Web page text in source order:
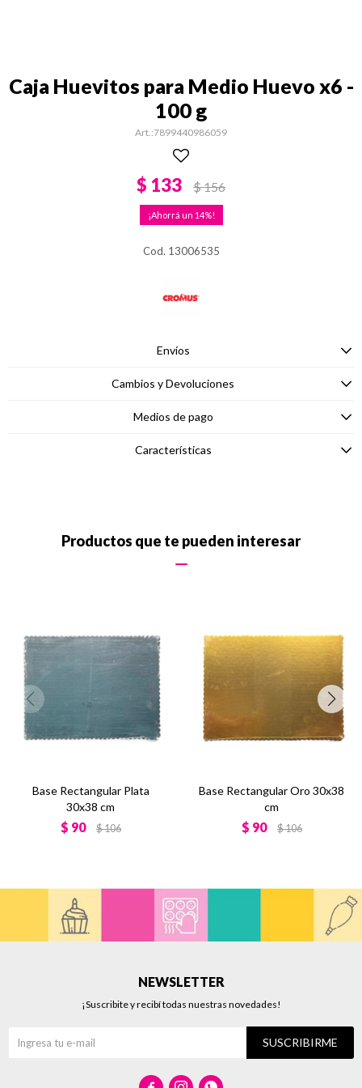
Caja Huevitos para Medio Huevo x6 -
100 g
7899440986059
$ 133 $156
14
Cod. 13006535
Envíos
Cambios y Devoluciones
Medios de pago
Características
Productos que te pueden interesar
Base Rectangular Plata
30x38 cm
$ 90 $106
Base Rectangular Oro 30x38
cm
$ 90 $106
NEWSLETTER
¡Suscribite y recibí todas nuestras novedades!
SUSCRIBIRME